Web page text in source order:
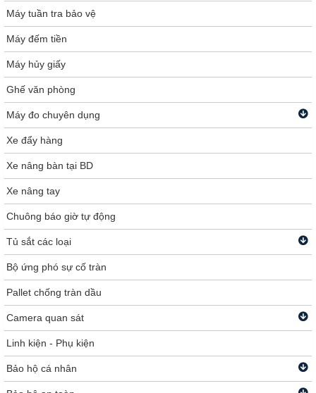
Máy tuần tra bảo vệ
Máy đếm tiền
Máy hủy giấy
Ghế văn phòng
Máy đo chuyên dụng
Xe đẩy hàng
Xe nâng bàn tại BD
Xe nâng tay
Chuông báo giờ tự động
Tủ sắt các loại
Bộ ứng phó sự cố tràn
Pallet chống tràn dầu
Camera quan sát
Linh kiện - Phụ kiện
Bảo hộ cá nhân